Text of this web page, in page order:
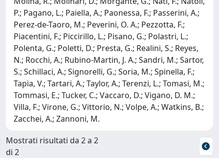
P.; Pagano, L.; Paiella, A.; Paonessa, F.; Passerini, A.;
Perez-de-Taoro, M.; Peverini, O. A.; Pezzotta, F.;
Piacentini, F.; Piccirillo, L.; Pisano, G.; Polastri, L.;
Polenta, G.; Poletti, D.; Presta, G.; Realini, S.; Reyes,
N.; Rocchi, A.; Rubino-Martin, J. A.; Sandri, M.; Sartor,
S.; Schillaci, A.; Signorelli, G.; Soria, M.; Spinella, F.;
Tapia, V.; Tartari, A.; Taylor, A.; Terenzi, L.; Tomasi, M.;
Tommasi, E.; Tucker, C.; Vaccaro, D.; Vigano, D. M.;
Villa, F.; Virone, G.; Vittorio, N.; Volpe, A.; Watkins, B.;
Zacchei, A.; Zannoni, M.
Mostrati risultati da 2 a 2
di 2